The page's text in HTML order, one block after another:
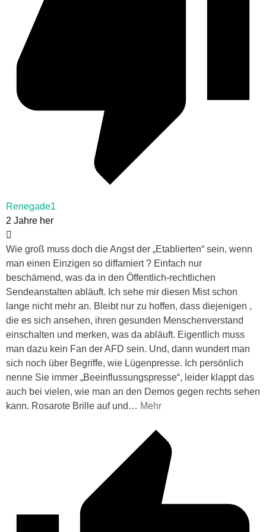
Renegade1
2 Jahre her
Wie groß muss doch die Angst der „Etablierten“ sein, wenn
man einen Einzigen so diffamiert ? Einfach nur
beschämend, was da in den Öffentlich-rechtlichen
Sendeanstalten abläuft. Ich sehe mir diesen Mist schon
lange nicht mehr an. Bleibt nur zu hoffen, dass diejenigen ,
die es sich ansehen, ihren gesunden Menschenverstand
einschalten und merken, was da abläuft. Eigentlich muss
man dazu kein Fan der AFD sein. Und, dann wundert man
sich noch über Begriffe, wie Lügenpresse. Ich persönlich
nenne Sie immer „Beeinflussungspresse“, leider klappt das
auch bei vielen, wie man an den Demos gegen rechts sehen
kann. Rosarote Brille auf und … Mehr